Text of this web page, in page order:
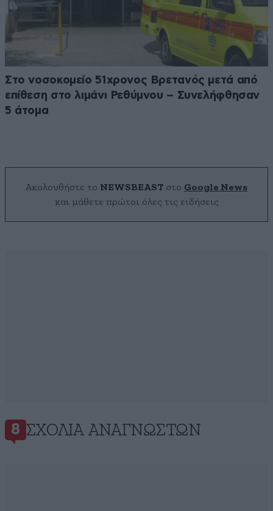
Στο νοσοκομείο 51χρονος Βρετανός μετά από
επίθεση στο λιμάνι Ρεθύμνου – Συνελήφθησαν
5 άτομα
Ακολουθήστε το NEWSBEAST στο Google News
και μάθετε πρώτοι όλες τις ειδήσεις
8 ΣΧΌΛΙΑ ΑΝΑΓΝΩΣΤΏΝ